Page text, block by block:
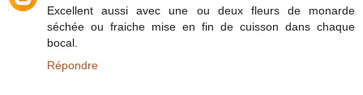
Excellent aussi avec une ou deux fleurs de monarde
séchée ou fraiche mise en fin de cuisson dans chaque
bocal.
Répondre